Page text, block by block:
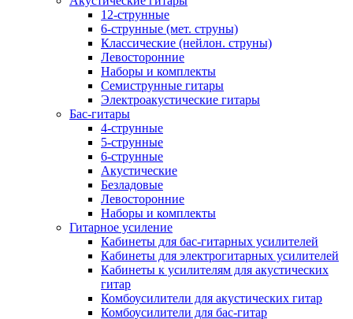
12-струнные
6-струнные (мет. струны)
Классические (нейлон. струны)
Левосторонние
Наборы и комплекты
Семиструнные гитары
Электроакустические гитары
Бас-гитары
4-струнные
5-струнные
6-струнные
Акустические
Безладовые
Левосторонние
Наборы и комплекты
Гитарное усиление
Кабинеты для бас-гитарных усилителей
Кабинеты для электрогитарных усилителей
Кабинеты к усилителям для акустических
гитар
Комбоусилители для акустических гитар
Комбоусилители для бас-гитар